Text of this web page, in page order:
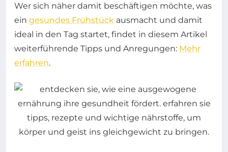
Wer sich näher damit beschäftigen möchte, was
ein gesundes Frühstück ausmacht und damit
ideal in den Tag startet, findet in diesem Artikel
weiterführende Tipps und Anregungen: Mehr
erfahren.